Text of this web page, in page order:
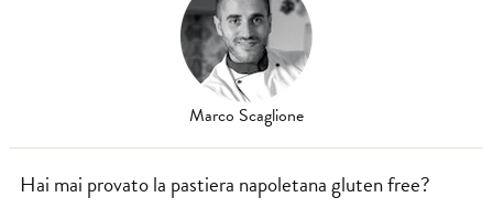
Marco Scaglione
Hai mai provato la pastiera napoletana gluten free?